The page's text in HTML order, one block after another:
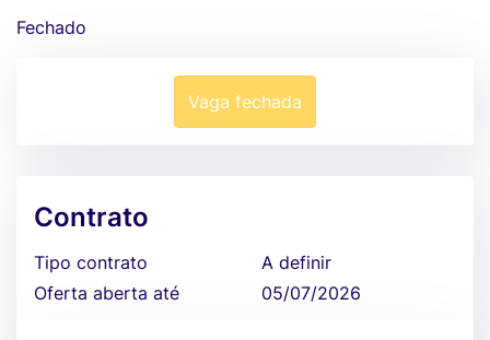
Fechado
Vaga fechada
Contrato
Tipo contrato
A definir
Oferta aberta até
05/07/2026